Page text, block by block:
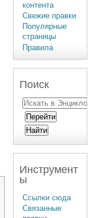
контента
Свежие правки
Популярные
страницы
Правила
Поиск
Инструмент
ы
Ссылки сюда
Связанные